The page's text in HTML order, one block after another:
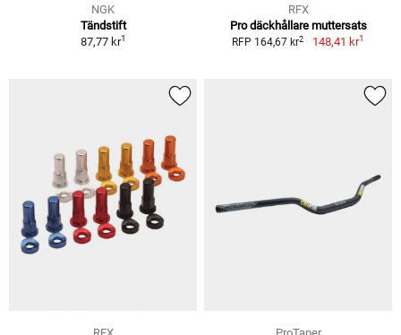
NGK
Tändstift
87,77 kr1
RFX
Pro däckhållare muttersats
RFP 164,67 kr2 148,41 kr1